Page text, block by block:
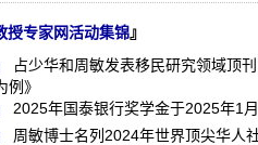
授专家网活动集锦』
占少华和周敏发表移民研究领域顶
例》
2025年国泰银行奖学金于2025年1
周敏博士名列2024年世界顶尖华人